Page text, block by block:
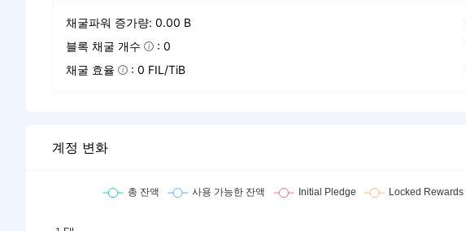
채굴파워 증가량: 0.00 B
블록 채굴 개수
: 0
채굴 효율
: 0 FIL/TiB
계정 변화